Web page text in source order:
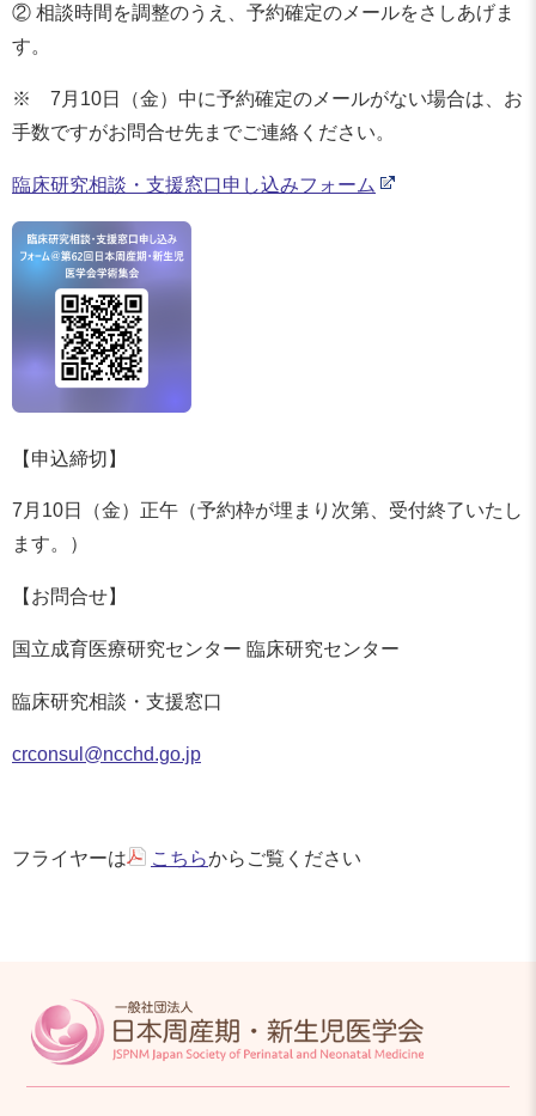
② 相談時間を調整のうえ、予約確定のメールをさしあげま
す。
※ 7月10日（金）中に予約確定のメールがない場合は、お
手数ですがお問合せ先までご連絡ください。
臨床研究相談・支援窓口申し込みフォーム
【申込締切】
7月10日（金）正午（予約枠が埋まり次第、受付終了いたし
ます。）
【お問合せ】
国立成育医療研究センター 臨床研究センター
臨床研究相談・支援窓口
crconsul@ncchd.go.jp
フライヤーは こちらからご覧ください